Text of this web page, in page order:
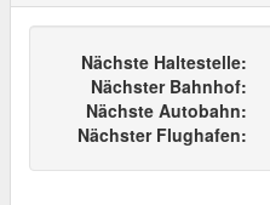
Nächste Haltestelle:
Nächster Bahnhof:
Nächste Autobahn:
Nächster Flughafen: